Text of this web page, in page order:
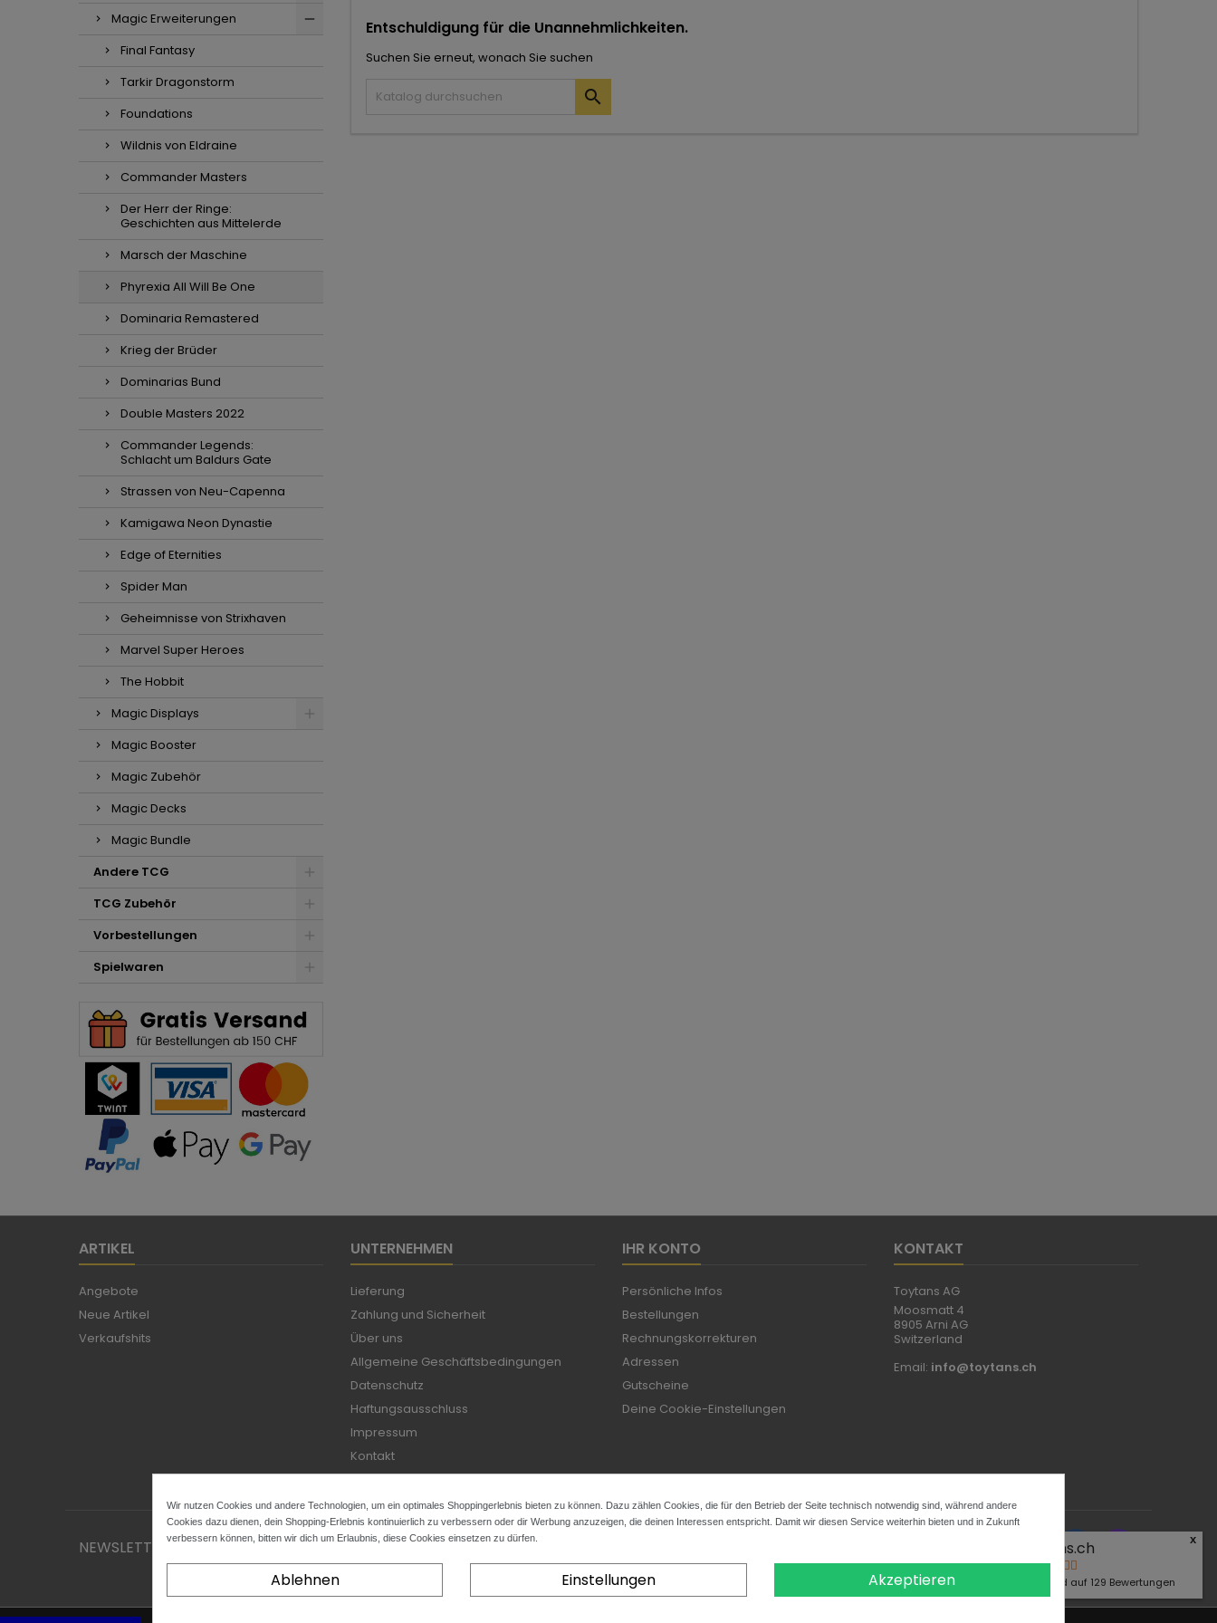
Magic Erweiterungen
Final Fantasy
Tarkir Dragonstorm
Foundations
Wildnis von Eldraine
Commander Masters
Der Herr der Ringe:
Geschichten aus Mittelerde
Marsch der Maschine
Phyrexia All Will Be One
Dominaria Remastered
Krieg der Brüder
Dominarias Bund
Double Masters 2022
Commander Legends:
Schlacht um Baldurs Gate
Strassen von Neu-Capenna
Kamigawa Neon Dynastie
Edge of Eternities
Spider Man
Geheimnisse von Strixhaven
Marvel Super Heroes
The Hobbit
Magic Displays
Magic Booster
Magic Zubehör
Magic Decks
Magic Bundle
Andere TCG
TCG Zubehör
Vorbestellungen
Spielwaren
Entschuldigung für die Unannehmlichkeiten.
Suchen Sie erneut, wonach Sie suchen

ARTIKEL
Angebote
Neue Artikel
Verkaufshits
UNTERNEHMEN
Lieferung
Zahlung und Sicherheit
Über uns
Allgemeine Geschäftsbedingungen
Datenschutz
Haftungsausschluss
Impressum
Kontakt
Sitemap
IHR KONTO
Persönliche Infos
Bestellungen
Rechnungskorrekturen
Adressen
Gutscheine
Deine Cookie-Einstellungen
KONTAKT
Toytans AG
Moosmatt 4
8905 Arni AG
Switzerland
Email: info@toytans.ch
NEWSLETTER Toytans.ch
4.9
Basierend auf 129 Bewertungen
x
Wir nutzen Cookies und andere Technologien, um ein optimales Shoppingerlebnis bieten zu können. Dazu zählen Cookies, die für den Betrieb der Seite technisch notwendig sind, während andere
Cookies dazu dienen, dein Shopping-Erlebnis kontinuierlich zu verbessern oder dir Werbung anzuzeigen, die deinen Interessen entspricht. Damit wir diesen Service weiterhin bieten und in Zukunft
verbessern können, bitten wir dich um Erlaubnis, diese Cookies einsetzen zu dürfen.
Ablehnen Einstellungen Akzeptieren